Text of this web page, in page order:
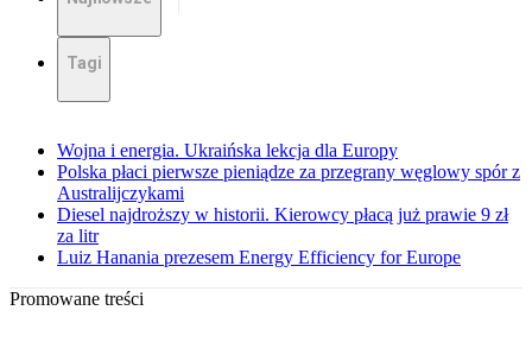
Tagi
Wojna i energia. Ukraińska lekcja dla Europy
Polska płaci pierwsze pieniądze za przegrany węglowy spór z
Australijczykami
Diesel najdroższy w historii. Kierowcy płacą już prawie 9 zł
za litr
Luiz Hanania prezesem Energy Efficiency for Europe
Promowane treści